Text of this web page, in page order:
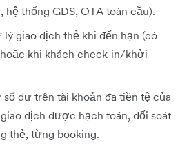
hệ thống GDS, OTA toàn cầu).
lý giao dịch thẻ khi đến hạn (có
khi khách check-in/khởi
dư trên tài khoản đa tiền tệ của
dịch được hạch toán, đối soát
thẻ, từng booking.